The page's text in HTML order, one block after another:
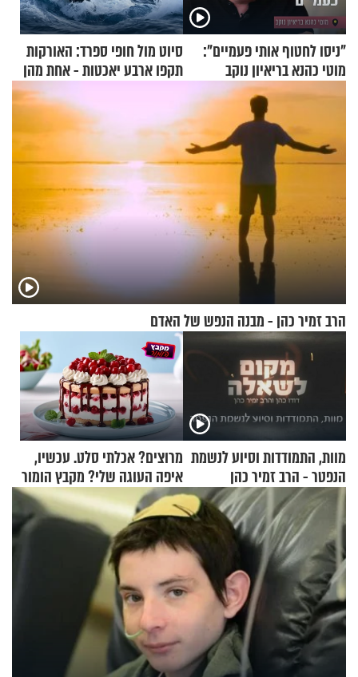
"ניסו לחטוף אותי פעמיים":
מוטי כהנא בריאיון נוקב
סיוט מול חופי ספרד: האורקות
תקפו ארבע יאכטות - אחת מהן
הרב זמיר כהן - מבנה הנפש של האדם
מוות, התמודדות וסיוע לנשמת
הנפטר - הרב זמיר כהן
מרוצים? אכלתי סלט. עכשיו,
איפה העוגה שלי? מקבץ הומור
כייפי מספר 1